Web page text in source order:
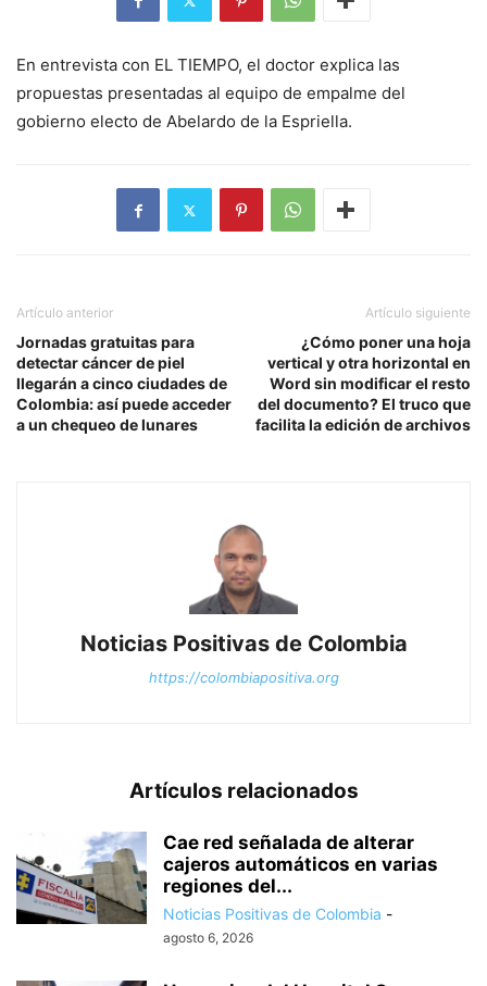
En entrevista con EL TIEMPO, el doctor explica las
propuestas presentadas al equipo de empalme del
gobierno electo de Abelardo de la Espriella.
Artículo anterior
Jornadas gratuitas para
detectar cáncer de piel
llegarán a cinco ciudades de
Colombia: así puede acceder
a un chequeo de lunares
Artículo siguiente
¿Cómo poner una hoja
vertical y otra horizontal en
Word sin modificar el resto
del documento? El truco que
facilita la edición de archivos
Noticias Positivas de Colombia
https://colombiapositiva.org
Artículos relacionados
Cae red señalada de alterar
cajeros automáticos en varias
regiones del...
Noticias Positivas de Colombia -
agosto 6, 2026